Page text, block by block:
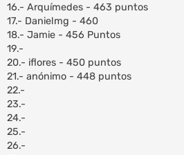
16.- Arquímedes - 463 puntos
17.- Danielmg - 460
18.- Jamie - 456 Puntos
19.-
20.- iflores - 450 puntos
21.- anónimo - 448 puntos
22.-
23.-
24.-
25.-
26.-